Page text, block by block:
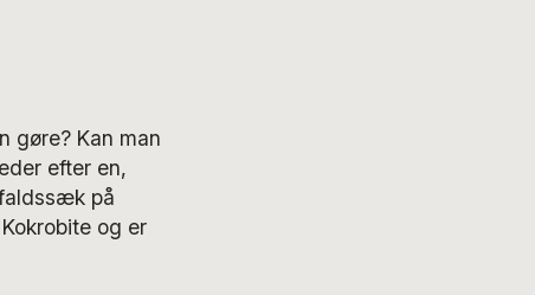
gøre? Kan man
efter en,
på
og er